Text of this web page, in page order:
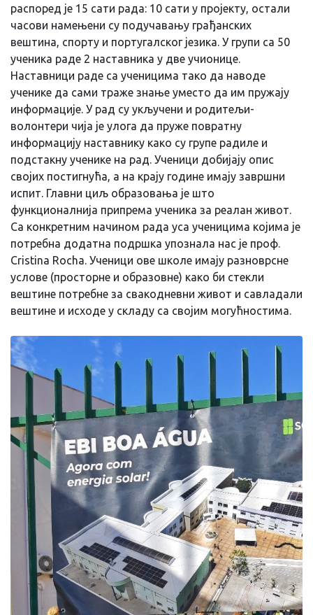
распоред је 15 сати рада: 10 сати у пројекту, остали
часови намењени су подучавању грађанских
вештина, спорту и португалског језика. У групи са 50
ученика раде 2 наставника у две учионице.
Наставници раде са ученицима тако да наводе
ученике да сами траже знање уместо да им пружају
информације. У рад су укључени и родитељи-
волонтери чија је улога да пруже повратну
информацију наставнику како су групе радиле и
подстакну ученике на рад. Ученици добијају опис
својих постигнућа, а на крају године имају завршни
испит. Главни циљ образовања је што
функционалнија припрема ученика за реалан живот.
Са конкретним начином рада уса ученицима којима је
потребна додатна подршка упознала нас је проф.
Cristina Rocha. Ученици ове школе имају разноврсне
услове (просторне и образовне) како би стекли
вештине потребне за свакодневни живот и савладали
вештине и исходе у складу са својим могућностима.